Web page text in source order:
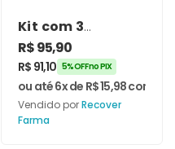
Kit com 3
unidades de
Vitamina C com
Zinco 30
Cápsulas –
Recover Farma
R$95,90
R$ 91,10 5% OFF no PIX
ou até 6x de R$15,98com
Vendido porRecover
Farma